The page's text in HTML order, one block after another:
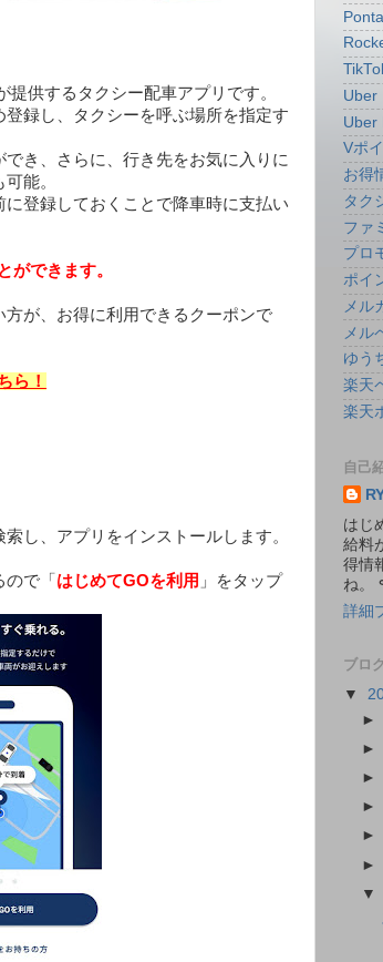
提供するタクシー配車アプリです。
録し、タクシーを呼ぶ場所を指定す
き、さらに、行き先をお気に入りに
能。
登録しておくことで降車時に支払い
ができます。
が、お得に利用できるクーポンで
ら！
し、アプリをインストールします。
で「 はじめてGOを利用 」をタップ
Uber
Uber
Vポ
お得
タク
ファ
プロ
ポイ
メル
メル
ゆう
楽天
楽天
自己
はじ
給料
得情
詳細
ブロ
▼
►
▼